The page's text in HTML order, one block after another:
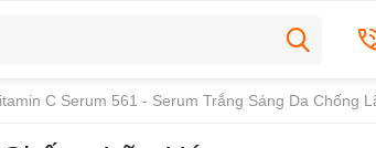
C Serum 561 - Serum Trắng Sáng Da Chống